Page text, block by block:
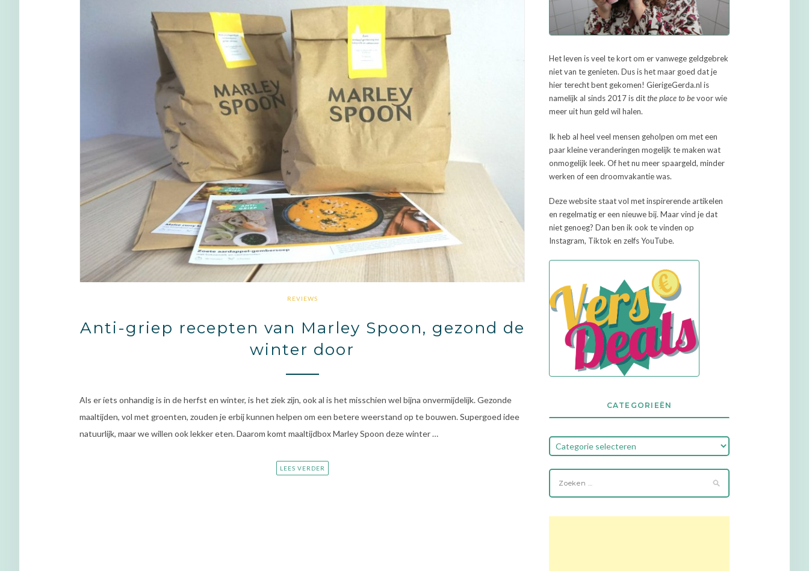
REVIEWS
Anti-griep recepten van Marley Spoon, gezond de
winter door
Als er íets onhandig is in de herfst en winter, is het ziek zijn, ook al is het misschien wel bijna onvermijdelijk. Gezonde
maaltijden, vol met groenten, zouden je erbij kunnen helpen om een betere weerstand op te bouwen. Supergoed idee
natuurlijk, maar we willen ook lekker eten. Daarom komt maaltijdbox Marley Spoon deze winter …
LEES VERDER
Het leven is veel te kort om er vanwege geldgebrek
niet van te genieten. Dus is het maar goed dat je
hier terecht bent gekomen! GierigeGerda.nl is
namelijk al sinds 2017 is ditthe place to bevoor wie
meer uit hun geld wil halen.
Ik heb al heel veel mensen geholpen om met een
paar kleine veranderingen mogelijk te maken wat
onmogelijk leek. Of het nu meer spaargeld, minder
werken of een droomvakantie was.
Deze website staat vol met inspirerende artikelen
en regelmatig er een nieuwe bij. Maar vind je dat
niet genoeg? Dan ben ik ook te vinden op
Instagram, Tiktok en zelfs YouTube.
CATEGORIEËN